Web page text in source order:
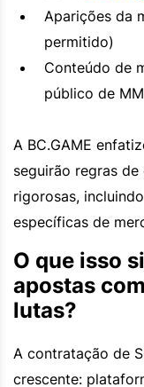
Aparições da
permitido)
Conteúdo de
público de
A BC.GAME
seguirão regras
rigorosas,
específicas de
O que isso
apostas
lutas?
A contratação de
crescente: